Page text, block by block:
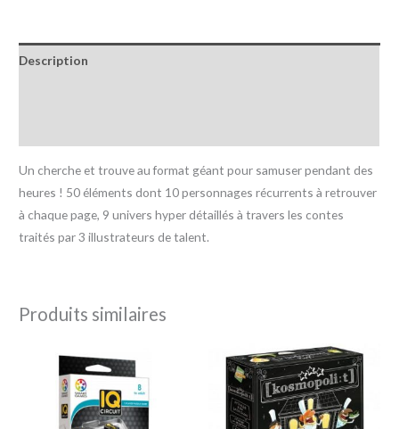
Description
Un cherche et trouve au format géant pour samuser pendant des
heures ! 50 éléments dont 10 personnages récurrents à retrouver
à chaque page, 9 univers hyper détaillés à travers les contes
traités par 3 illustrateurs de talent.
Produits similaires